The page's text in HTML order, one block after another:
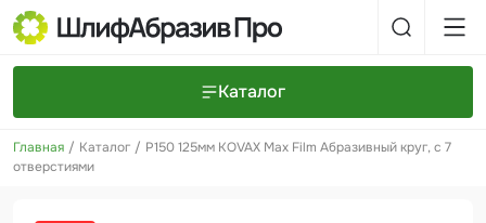
Каталог
О компании
Шлифовальные круги и полоски
Главная Каталог
P150 125мм KOVAX Max Film Абразивный круг, с 7
отверстиями